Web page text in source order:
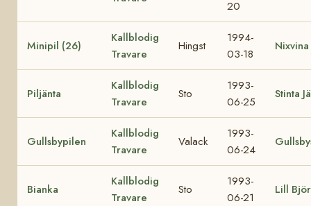
20
Minipil (26)
Kallblodig
Travare
Hingst
1994-
03-18
Piljänta
Kallblodig
Travare
Sto
1993-
06-25
Stinta
Gullsbypilen
Kallblodig
Travare
Valack
1993-
06-24
Bianka
Kallblodig
Travare
Sto
1993-
06-21
Lill